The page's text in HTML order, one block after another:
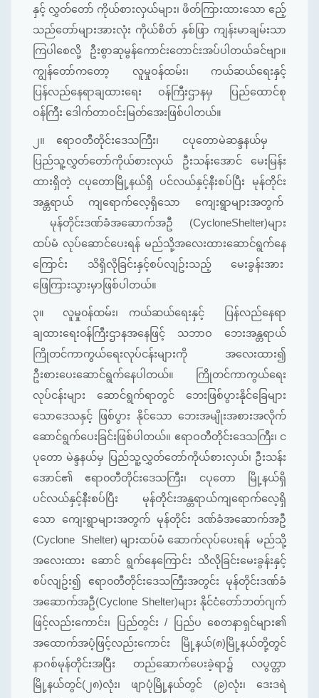
နှင့် လွှတ်တော် ကိုယ်စားလှယ်များ၊ ဖိတ်ကြားထားသော ဧည့်
သည်တော်များအားလုံး ကိုယ်စိတ် နှစ်ဖြာ ကျန်းမာချမ်းသာ
ကြပါစေလို့ ဦးစွာဆုမွန်ကောင်းတောင်းအပ်ပါတယ်ခင်ဗျာ။
ကျွန်တော်ကတော့ လူမှုဝန်ထမ်း၊ ကယ်ဆယ်ရေးနှင့်
ပြန်လည်နေရာချထားရေး ဝန်ကြီးဌာနမှ ပြည်ထောင်စု
ဝန်ကြီး ဒေါက်တာဝင်းမြတ်အေးဖြစ်ပါတယ်။
၂။
ဧရာဝတီတိုင်းဒေသကြီး၊ ငပုတောမဲဆန္ဒနယ်မှ
ပြည်သူ့လွှတ်တော်ကိုယ်စားလှယ် ဦးသန်းအောင် မေးမြန်း
ထားရှိတဲ့ ငပုတောမြို့နယ်ရှိ ပင်လယ်နှင့်နီးစပ်ပြီး မုန်တိုင်း
အန္တရာယ် ကျရောက်လေ့ရှိသော ကျေးရွာများအတွက်
မုန်တိုင်းဒဏ်ခံအဆောက်အဦ (CycloneShelter)များ
ထပ်မံ လုပ်ဆောင်ပေးရန် မည်သို့အလေးထားဆောင်ရွက်နေ
ကြောင်း သိရှိလိုခြင်းနှင့်စပ်လျဥ်းသည့် မေးခွန်းအား
ဖြေကြားသွားမှာဖြစ်ပါတယ်။
၃။
လူမှု၀န်ထမ်း၊ ကယ်ဆယ်ရေးနှင့် ပြန်လည်နေရာ
ချထားရေး၀န်ကြီးဌာနအနေဖြင့် သဘာဝ ဘေးအန္တရာယ်
ကြိုတင်ကာကွယ်ရေးလုပ်ငန်းများကို အလေးထား၍
ဦးစားပေးဆောင်ရွက်နေပါတယ်။ ကြိုတင်ကာကွယ်ရေး
လုပ်ငန်းများ ဆောင်ရွက်ရာတွင် ဘေးဖြစ်ပွားနိုင်ခြေများ
သောဒေသနှင့် ဖြစ်ပွား နိုင်သော ဘေးအမျိုးအစားအလိုက်
ဆောင်ရွက်ပေးခြင်းဖြစ်ပါတယ်။ ဧရာဝတီတိုင်းဒေသကြီး၊ င
ပုတော မဲန္ဒနယ်မှ ပြည်သူ့လွှတ်တော်ကိုယ်စားလှယ်၊ ဦးသန်း
အောင်၏ ဧရာ၀တီတိုင်းဒေသကြီး၊ ငပုတော မြို့နယ်ရှိ
ပင်လယ်နှင့်နီးစပ်ပြီး မုန်တိုင်းအန္တရာယ်ကျ‌ရောက်လေ့ရှိ
သော ကျေးရွာများအတွက် မုန်တိုင်း ဒဏ်ခံအဆောက်အဦ
(Cyclone Shelter) များထပ်မံ ဆောက်လုပ်ပေးရန် မည်သို့
အလေးထား ဆောင် ရွက်နေကြောင်း သိလိုခြင်းမေးခွန်းနှင့်
စပ်လျဥ်း၍ ဧရာ၀တီတိုင်းဒေသကြီးအတွင်း မုန်တိုင်းဒဏ်ခံ
အဆောက်အဦ(Cyclone Shelter)များ နိုင်ငံတော်ဘတ်ဂျက်
ဖြင့်လည်းကောင်း၊ ပြည်တွင်း / ပြည်ပ စေတနာရှင်များ၏
အထောက်အပံ့ဖြင့်လည်းကောင်း မြို့နယ်(၈)မြို့နယ်တို့တွင်
နာဂစ်မုန်တိုင်းအပြီး တည်ဆောက်ပေးခဲ့ရာ၌ လပွတ္တာ
မြို့နယ်တွင်(၂၈)လုံး၊ ဖျာပုံမြို့နယ်တွင် (၉)လုံး၊ ဒေးဒရဲ